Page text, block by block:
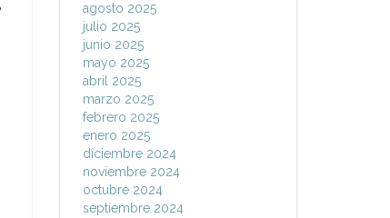
agosto 2025
julio 2025
junio 2025
mayo 2025
abril 2025
marzo 2025
febrero 2025
enero 2025
diciembre 2024
noviembre 2024
octubre 2024
septiembre 2024